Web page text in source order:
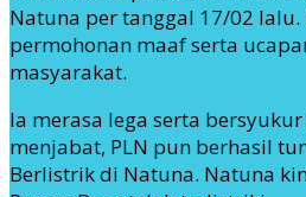
Natuna per tanggal 17/02
permohonan maaf serta
masyarakat.
Ia merasa lega serta
menjabat, PLN pun berhasil
Berlistrik di Natuna. Natuna